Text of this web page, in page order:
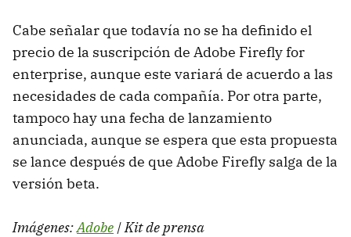
Cabe señalar que todavía no se ha definido el
precio de la suscripción de Adobe Firefly for
enterprise, aunque este variará de acuerdo a las
necesidades de cada compañía. Por otra parte,
tampoco hay una fecha de lanzamiento
anunciada, aunque se espera que esta propuesta
se lance después de que Adobe Firefly salga de la
versión beta.
Imágenes:Adobe | Kit de prensa